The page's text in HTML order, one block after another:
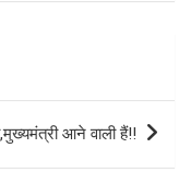
आने वाली हैं!!